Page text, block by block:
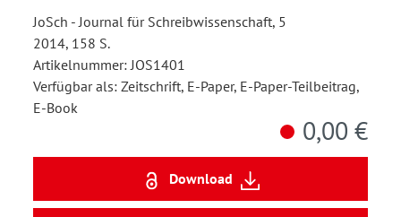
JoSch - Journal für Schreibwissenschaft, 5
2014, 158 S.
Artikelnummer: JOS1401
Verfügbar als: Zeitschrift, E-Paper, E-Paper-Teilbeitrag,
E-Book
0,00 €
Download